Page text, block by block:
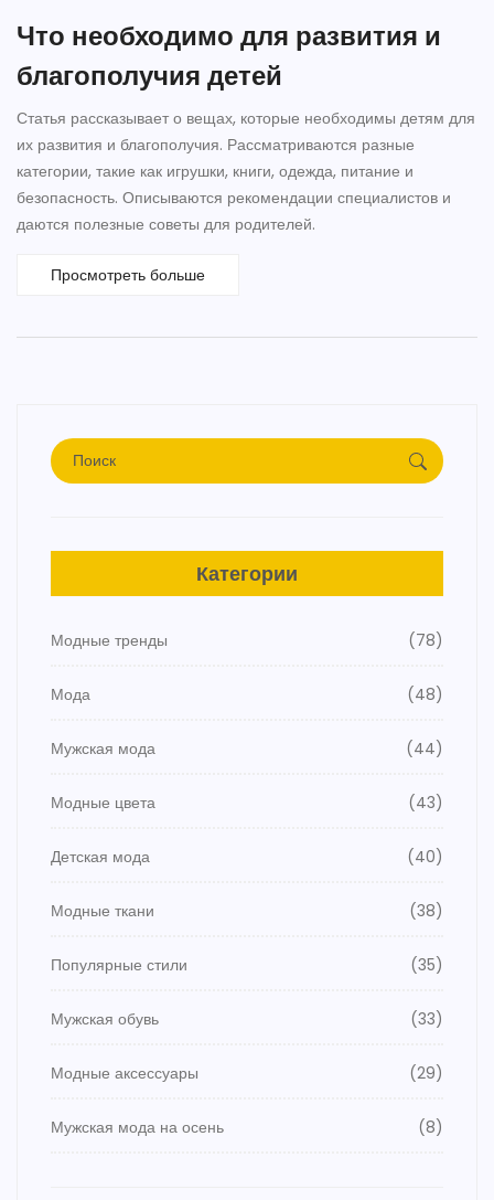
Что необходимо для развития и
благополучия детей
Статья рассказывает о вещах, которые необходимы детям для
их развития и благополучия. Рассматриваются разные
категории, такие как игрушки, книги, одежда, питание и
безопасность. Описываются рекомендации специалистов и
даются полезные советы для родителей.
Просмотреть больше
Категории
Модные тренды (78)
Мода (48)
Мужская мода (44)
Модные цвета (43)
Детская мода (40)
Модные ткани (38)
Популярные стили (35)
Мужская обувь (33)
Модные аксессуары (29)
Мужская мода на осень (8)